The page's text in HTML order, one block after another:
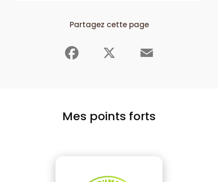
Partagez cette page
Mes points forts